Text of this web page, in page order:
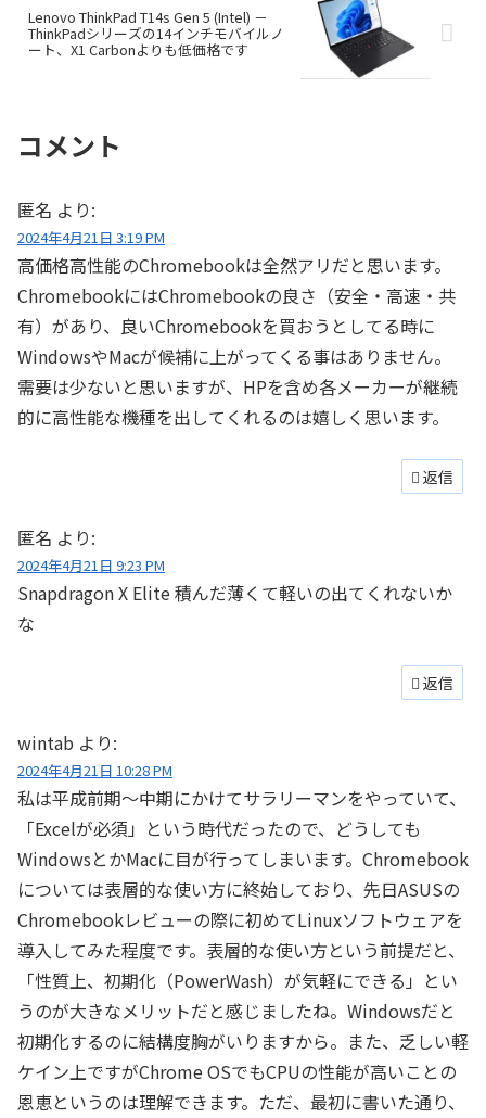
Lenovo ThinkPad T14s Gen 5 (Intel) －
ThinkPadシリーズの14インチモバイルノ
ート、X1 Carbonよりも低価格です
コメント
匿名 より:
2024年4月21日 3:19 PM
高価格高性能のChromebookは全然アリだと思います。
ChromebookにはChromebookの良さ（安全・高速・共
有）があり、良いChromebookを買おうとしてる時に
WindowsやMacが候補に上がってくる事はありません。
需要は少ないと思いますが、HPを含め各メーカーが継続
的に高性能な機種を出してくれるのは嬉しく思います。
返信
匿名 より:
2024年4月21日 9:23 PM
Snapdragon X Elite 積んだ薄くて軽いの出てくれないか
な
返信
wintab より:
2024年4月21日 10:28 PM
私は平成前期～中期にかけてサラリーマンをやっていて、
「Excelが必須」という時代だったので、どうしても
WindowsとかMacに目が行ってしまいます。Chromebook
については表層的な使い方に終始しており、先日ASUSの
Chromebookレビューの際に初めてLinuxソフトウェアを
導入してみた程度です。表層的な使い方という前提だと、
「性質上、初期化（PowerWash）が気軽にできる」とい
うのが大きなメリットだと感じましたね。Windowsだと
初期化するのに結構度胸がいりますから。また、乏しい軽
ケイン上ですがChrome OSでもCPUの性能が高いことの
恩恵というのは理解できます。ただ、最初に書いた通り、